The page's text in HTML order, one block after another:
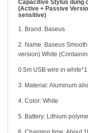
Capacitive Stylus dùng
(Active + Passive
sensitive)
1. Brand: Baseus
2. Name: Baseus
version) White
0.5m USB wire in
3. Material: Aluminum
4. Color: White
5. Battery: Lithium